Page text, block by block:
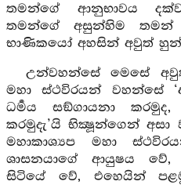
තමන්ගේ ආනුභාවය
තමන්ගේ අසුන්හිම තමන්
භාණිකයෝ අහසින් අවුත්
උන්වහන්සේ මෙසේ
මහා ස්ථවිරයන් වහන්සේ
ධර්‍මය සඞ්ගායනා
කරමුදැ’යි භික්‍ෂූන්ගෙන් අසා
මහාකාශ්‍යප මහා
ශාසනයාගේ ආයුෂය
සිටියේ වේ, එහෙයින්